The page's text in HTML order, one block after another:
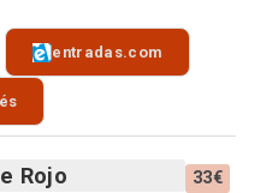
entradas.com
Rojo 33€